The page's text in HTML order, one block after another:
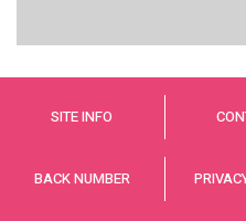
SITE INFO
BACK NUMBER